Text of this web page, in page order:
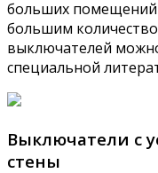
больших помещений
большим
выключателей
специальной
Выключатели с
стены